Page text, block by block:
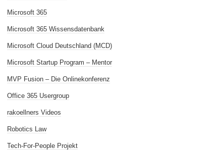
Microsoft 365
Microsoft 365 Wissensdatenbank
Microsoft Cloud Deutschland (MCD)
Microsoft Startup Program – Mentor
MVP Fusion – Die Onlinekonferenz
Office 365 Usergroup
rakoellners Videos
Robotics Law
Tech-For-People Projekt